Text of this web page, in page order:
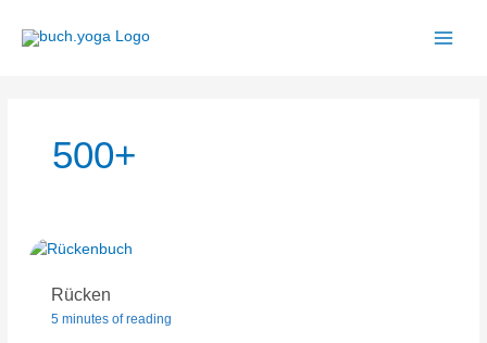
Inhalt
500+
Rücken
5 minutes of reading